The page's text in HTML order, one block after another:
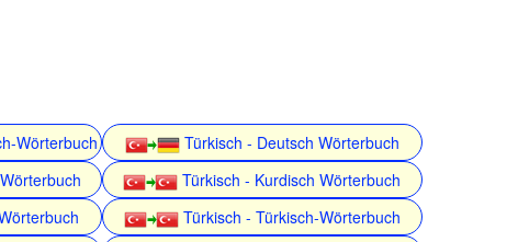
Wörterbuch
Türkisch - Deutsch Wörterbuch
Türkisch - Kurdisch Wörterbuch
Türkisch - Türkisch-Wörterbuch